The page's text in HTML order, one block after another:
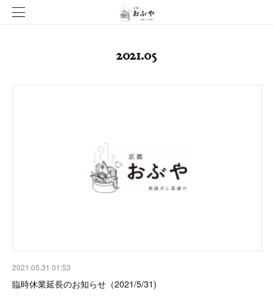
2021.05
2021.05.31 01:53
臨時休業延長のお知らせ（2021/5/31)